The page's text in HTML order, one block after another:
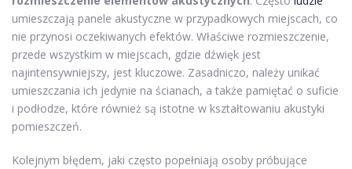
umieszczają panele akustyczne w przypadkowych miejscach, co
nie przynosi oczekiwanych efektów. Właściwe rozmieszczenie,
przede wszystkim w miejscach, gdzie dźwięk jest
najintensywniejszy, jest kluczowe. Zasadniczo, należy unikać
umieszczania ich jedynie na ścianach, a także pamiętać o suficie
i podłodze, które również są istotne w kształtowaniu akustyki
pomieszczeń.
Kolejnym błędem, jaki często popełniają osoby próbujące